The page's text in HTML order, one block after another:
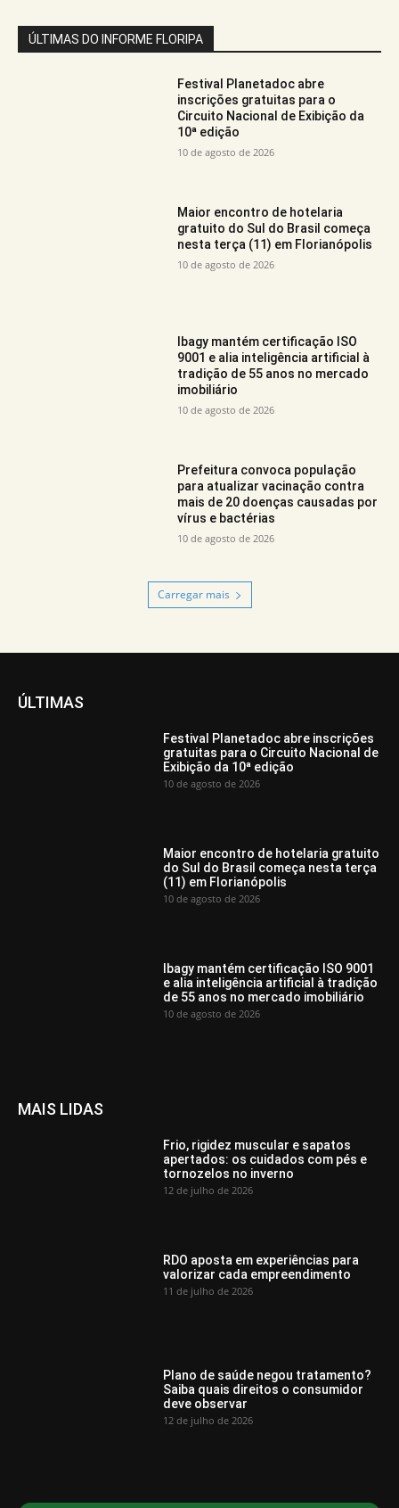
ÚLTIMAS DO INFORME FLORIPA
Festival Planetadoc abre
inscrições gratuitas para o
Circuito Nacional de Exibição da
10ª edição
10 de agosto de 2026
Maior encontro de hotelaria
gratuito do Sul do Brasil começa
nesta terça (11) em Florianópolis
10 de agosto de 2026
Ibagy mantém certificação ISO
9001 e alia inteligência artificial à
tradição de 55 anos no mercado
imobiliário
10 de agosto de 2026
Prefeitura convoca população
para atualizar vacinação contra
mais de 20 doenças causadas por
vírus e bactérias
10 de agosto de 2026
Carregar mais
ÚLTIMAS
Festival Planetadoc abre inscrições
gratuitas para o Circuito Nacional de
Exibição da 10ª edição
10 de agosto de 2026
Maior encontro de hotelaria gratuito
do Sul do Brasil começa nesta terça
(11) em Florianópolis
10 de agosto de 2026
Ibagy mantém certificação ISO 9001
e alia inteligência artificial à tradição
de 55 anos no mercado imobiliário
10 de agosto de 2026
MAIS LIDAS
Frio, rigidez muscular e sapatos
apertados: os cuidados com pés e
tornozelos no inverno
12 de julho de 2026
RDO aposta em experiências para
valorizar cada empreendimento
11 de julho de 2026
Plano de saúde negou tratamento?
Saiba quais direitos o consumidor
deve observar
12 de julho de 2026